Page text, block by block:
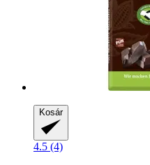
Kosár
4.5 (4)